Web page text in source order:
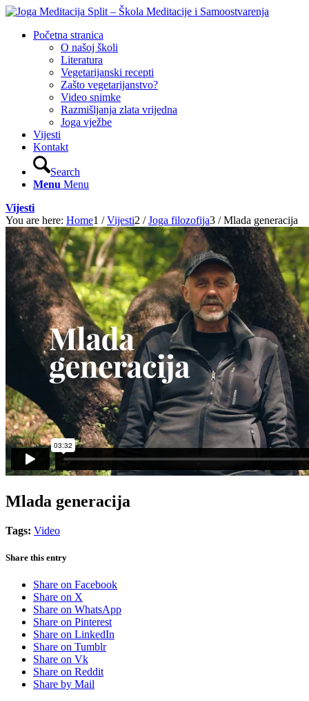
Početna stranica
O našoj školi
Literatura
Vegetarijanski recepti
Zašto vegetarijanstvo?
Video snimke
Razmišljanja zlata vrijedna
Joga vježbe
Vijesti
Kontakt
Search
Menu Menu
Vijesti
You are here: Home1 / Vijesti2 / Joga filozofija3 / Mlada generacija
Mlada generacija
Tags: Video
Share this entry
Share on Facebook
Share on X
Share on WhatsApp
Share on Pinterest
Share on LinkedIn
Share on Tumblr
Share on Vk
Share on Reddit
Share by Mail